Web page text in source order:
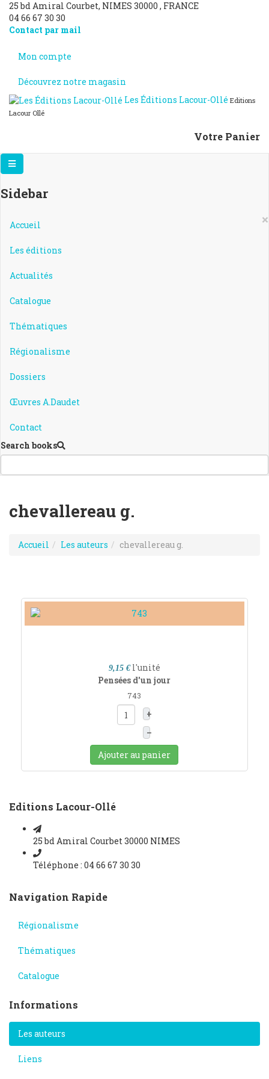
25 bd Amiral Courbet, NIMES 30000 , FRANCE
04 66 67 30 30
Contact par mail
Mon compte
Découvrez notre magasin
Les Éditions Lacour-Ollé Editions
Lacour Ollé
Votre Panier
Sidebar
×
Accueil
Les éditions
Actualités
Catalogue
Thématiques
Régionalisme
Dossiers
Œuvres A.Daudet
Contact
Search books
chevallereau g.
Accueil Les auteurs chevallereau g.
9,15 € l'unité
Pensées d'un jour
743
+
–
Ajouter au panier
Editions Lacour-Ollé
25 bd Amiral Courbet 30000 NIMES
Téléphone : 04 66 67 30 30
Navigation Rapide
Régionalisme
Thématiques
Catalogue
Informations
Les auteurs
Liens